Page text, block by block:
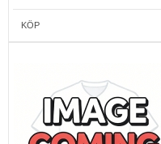
KÖP